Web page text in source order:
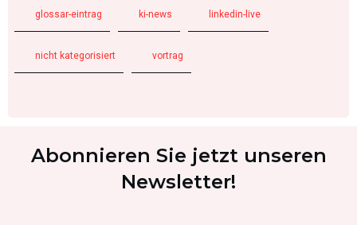
glossar-eintrag ki-news linkedin-live
nicht kategorisiert vortrag
Abonnieren Sie jetzt unseren
Newsletter!